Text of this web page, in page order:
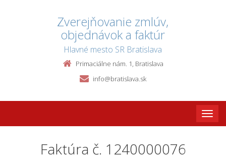
Zverejňovanie zmlúv,
objednávok a faktúr
Hlavné mesto SR Bratislava
Primaciálne nám. 1, Bratislava
info@bratislava.sk
Toggle
Faktúra č. 1240000076